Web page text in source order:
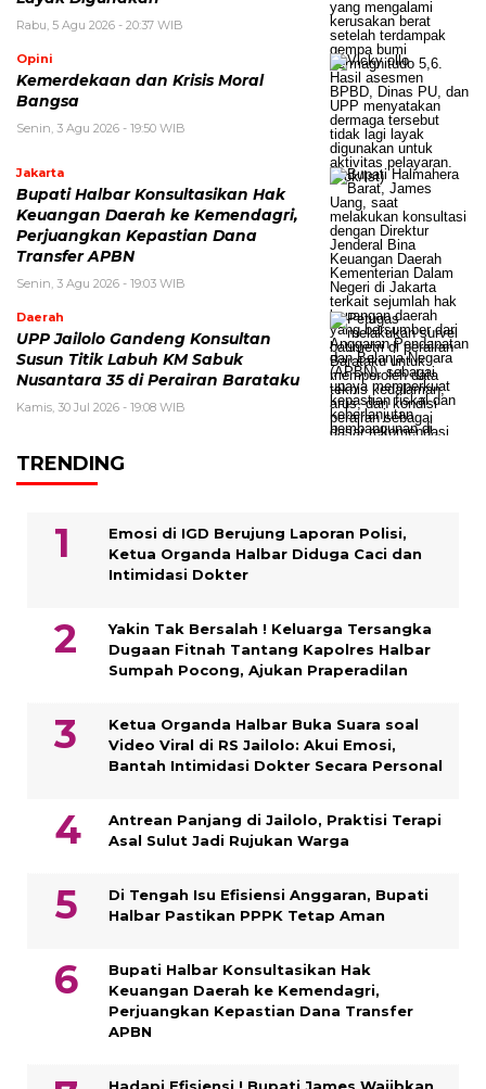
Rabu, 5 Agu 2026 - 20:37 WIB
Opini
Kemerdekaan dan Krisis Moral
Bangsa
Senin, 3 Agu 2026 - 19:50 WIB
Jakarta
Bupati Halbar Konsultasikan Hak
Keuangan Daerah ke Kemendagri,
Perjuangkan Kepastian Dana
Transfer APBN
Senin, 3 Agu 2026 - 19:03 WIB
Daerah
UPP Jailolo Gandeng Konsultan
Susun Titik Labuh KM Sabuk
Nusantara 35 di Perairan Barataku
Kamis, 30 Jul 2026 - 19:08 WIB
TRENDING
Emosi di IGD Berujung Laporan Polisi,
Ketua Organda Halbar Diduga Caci dan
Intimidasi Dokter
Yakin Tak Bersalah ! Keluarga Tersangka
Dugaan Fitnah Tantang Kapolres Halbar
Sumpah Pocong, Ajukan Praperadilan
Ketua Organda Halbar Buka Suara soal
Video Viral di RS Jailolo: Akui Emosi,
Bantah Intimidasi Dokter Secara Personal
Antrean Panjang di Jailolo, Praktisi Terapi
Asal Sulut Jadi Rujukan Warga
Di Tengah Isu Efisiensi Anggaran, Bupati
Halbar Pastikan PPPK Tetap Aman
Bupati Halbar Konsultasikan Hak
Keuangan Daerah ke Kemendagri,
Perjuangkan Kepastian Dana Transfer
APBN